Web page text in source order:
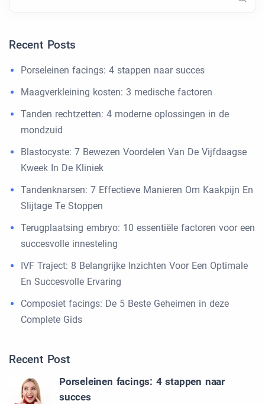
Recent Posts
Porseleinen facings: 4 stappen naar succes
Maagverkleining kosten: 3 medische factoren
Tanden rechtzetten: 4 moderne oplossingen in de
mondzuid
Blastocyste: 7 Bewezen Voordelen Van De Vijfdaagse
Kweek In De Kliniek
Tandenknarsen: 7 Effectieve Manieren Om Kaakpijn En
Slijtage Te Stoppen
Terugplaatsing embryo: 10 essentiële factoren voor een
succesvolle innesteling
IVF Traject: 8 Belangrijke Inzichten Voor Een Optimale
En Succesvolle Ervaring
Composiet facings: De 5 Beste Geheimen in deze
Complete Gids
Recent Post
Porseleinen facings: 4 stappen naar
succes